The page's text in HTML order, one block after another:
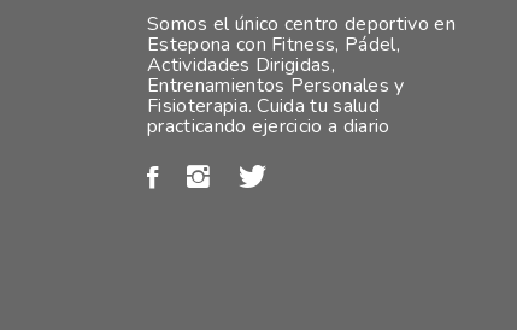
Somos el único centro deportivo en
Estepona con Fitness, Pádel,
Actividades Dirigidas,
Entrenamientos Personales y
Fisioterapia. Cuida tu salud
practicando ejercicio a diario